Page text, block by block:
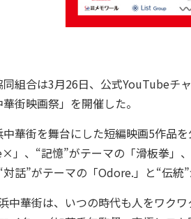
組合は3月26日、公式YouTubeチ
街映画祭」を開催した。
華街を舞台にした短編映画5作品
」、“記憶”がテーマの「滑板拳」
話”がテーマの「Odore.」と“伝統
中華街は、いつの時代も人をワク